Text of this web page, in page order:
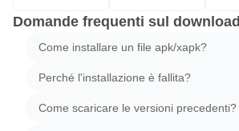
Domande frequenti sul download
Come installare un file apk/xapk?
Perché l'installazione è fallita?
Come scaricare le versioni precedenti?